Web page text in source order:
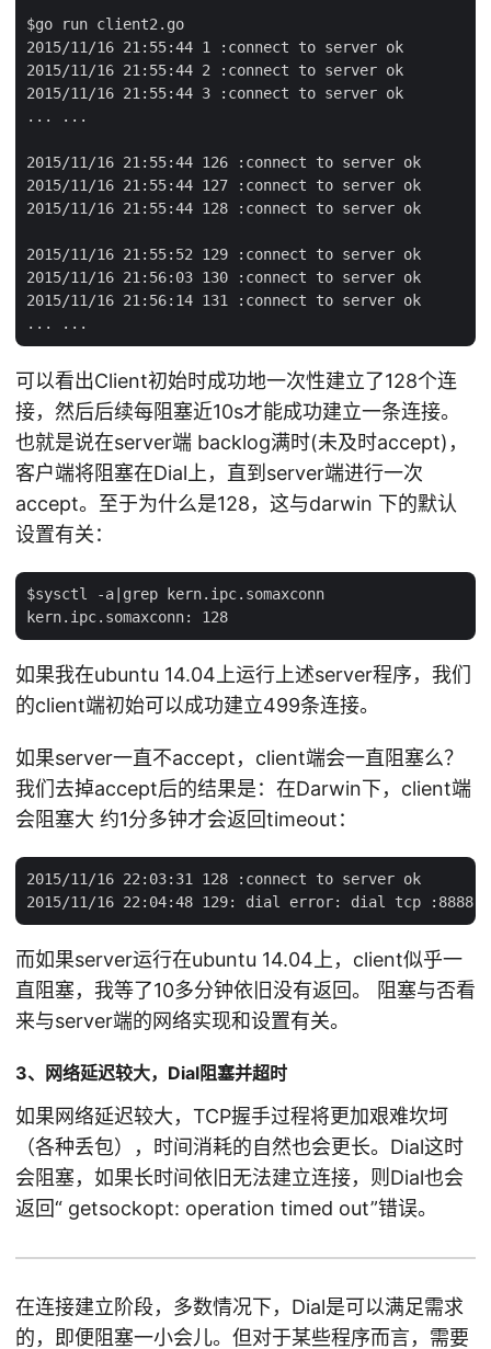
$go run client2.go
2015/11/16 21:55:44 1 :connect to server ok
2015/11/16 21:55:44 2 :connect to server ok
2015/11/16 21:55:44 3 :connect to server ok
... ...
2015/11/16 21:55:44 126 :connect to server ok
2015/11/16 21:55:44 127 :connect to server ok
2015/11/16 21:55:44 128 :connect to server ok
2015/11/16 21:55:52 129 :connect to server ok
2015/11/16 21:56:03 130 :connect to server ok
2015/11/16 21:56:14 131 :connect to server ok
可以看出Client初始时成功地一次性建立了128个连
接，然后后续每阻塞近10s才能成功建立一条连接。
也就是说在server端 backlog满时(未及时accept)，
客户端将阻塞在Dial上，直到server端进行一次
accept。至于为什么是128，这与darwin 下的默认
设置有关：
$sysctl -a|grep kern.ipc.somaxconn
如果我在ubuntu 14.04上运行上述server程序，我们
的client端初始可以成功建立499条连接。
如果server一直不accept，client端会一直阻塞么？
我们去掉accept后的结果是：在Darwin下，client端
会阻塞大 约1分多钟才会返回timeout：
2015/11/16 22:03:31 128 :connect to server ok
而如果server运行在ubuntu 14.04上，client似乎一
直阻塞，我等了10多分钟依旧没有返回。 阻塞与否看
来与server端的网络实现和设置有关。
3、网络延迟较大，Dial阻塞并超时
如果网络延迟较大，TCP握手过程将更加艰难坎坷
（各种丢包），时间消耗的自然也会更长。Dial这时
会阻塞，如果长时间依旧无法建立连接，则Dial也会
返回“ getsockopt: operation timed out”错误。
在连接建立阶段，多数情况下，Dial是可以满足需求
的，即便阻塞一小会儿。但对于某些程序而言，需要